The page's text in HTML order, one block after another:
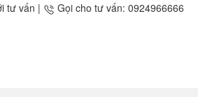
tư vấn | Gọi cho tư vấn: 0924966666